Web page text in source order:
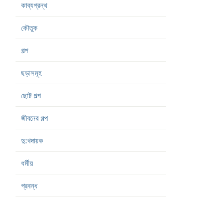
কাব্যগ্রন্থ
কৌতুক
গল্প
ছড়াসমূহ
ছোট গল্প
জীবনের গল্প
দু:খদায়ক
ধর্মীয়
প্রবন্ধ